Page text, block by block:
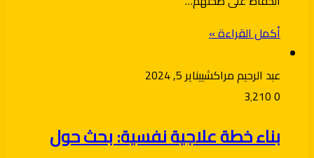
أكمل القراءة »
عبد الرحيم مراكشييناير 5, 2024
0
بناء خطة علاجية نفسية: بحث حول